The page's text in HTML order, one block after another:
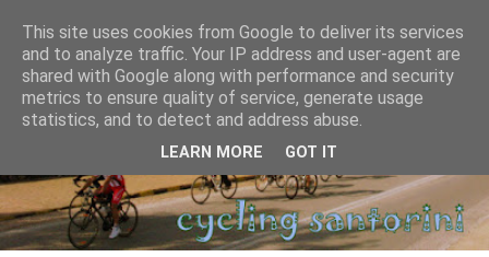
This site uses cookies from Google to deliver its services
and to analyze traffic. Your IP address and user-agent are
shared with Google along with performance and security
metrics to ensure quality of service, generate usage
statistics, and to detect and address abuse.
LEARN MORE GOT IT